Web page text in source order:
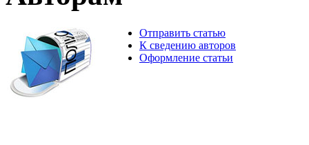
Отправить статью
К сведению авторов
Оформление статьи